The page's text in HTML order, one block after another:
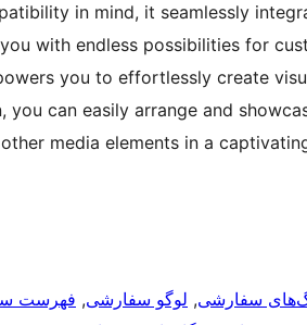
in mind, it seamlessly
with endless possibilities for
you to effortlessly create
can easily arrange and
media elements in a
سفارشی, لوگو سفارشی, فهرست